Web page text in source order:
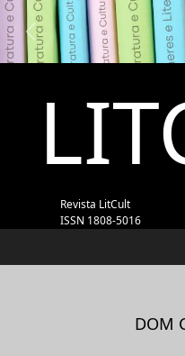
Previous
Revista LitCult
ISSN 1808-5016
DOM